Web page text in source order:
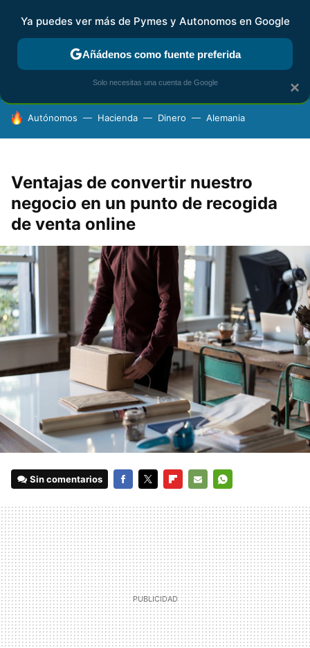
FISCALIDAD Y CONTABILIDAD KIT DIGITAL RENTA
HOY SE HABLA DE
Autónomos Hacienda Dinero Alemania
Ventajas de convertir nuestro
negocio en un punto de recogida
de venta online
Sin comentarios
MAIL
×
Ya puedes ver más de Pymes y Autonomos en Google
Añádenos como fuente preferida
Solo necesitas una cuenta de Google